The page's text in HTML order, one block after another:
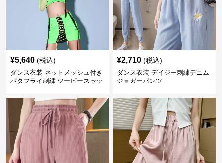
¥5,640 (税込)
ダンス衣装 ネットメッシュ付き
バタフライ刺繍 ツーピースセッ
¥2,710 (税込)
ダンス衣装 デイジー刺繍デニム
ジョガーパンツ